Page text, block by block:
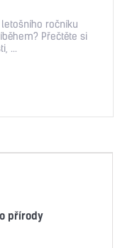
letošního ročníku
Přečtěte si
...
přírody